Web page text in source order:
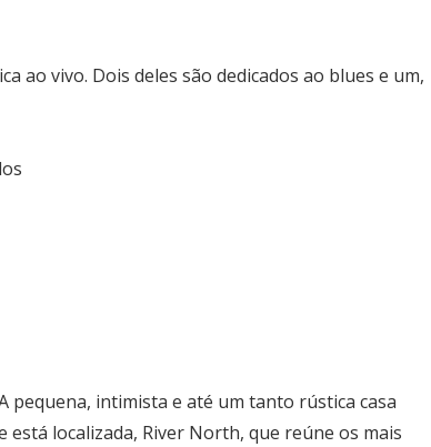
ao vivo. Dois deles são dedicados ao blues e um,
pequena, intimista e até um tanto rústica casa
localizada, River North, que reúne os mais